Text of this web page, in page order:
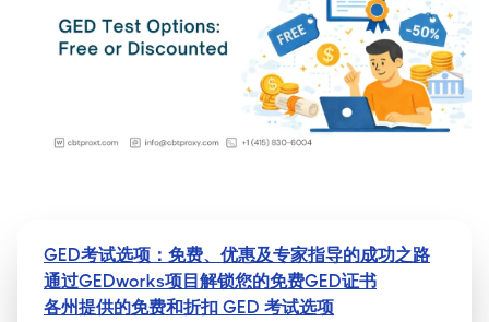
GED考试选项：免费、优惠及专家指导的成功之路
通过GEDworks项目解锁您的免费GED证书
各州提供的免费和折扣 GED 考试选项